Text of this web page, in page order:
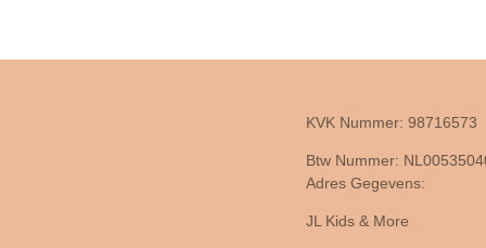
KVK Nummer: 98716573
Btw Nummer:
Adres Gegevens:
JL Kids & More